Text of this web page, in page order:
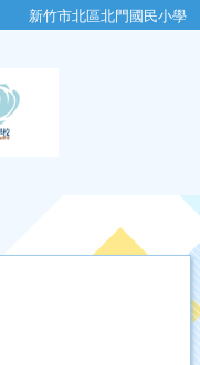
新竹市北區北門國民小學